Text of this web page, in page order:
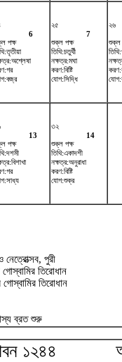
6
পক্ষ
২৫
7
শুক্ল পক্ষ
তিথি:চতুর্থী
নক্ষত্র:মঘা
করণ:বিষ্টি
যোগ:সিদ্ধি
২৬
শুক্ল
13
পক্ষ
৩২
14
শুক্ল পক্ষ
তিথি:একাদশী
নক্ষত্র:অনুরাধা
করণ:বিষ্টি
যোগ:শুক্র
নেত্রোত্সব, পুরী
তিরোধান
তিরোধান
ব্রত শুরু
১২৪৪